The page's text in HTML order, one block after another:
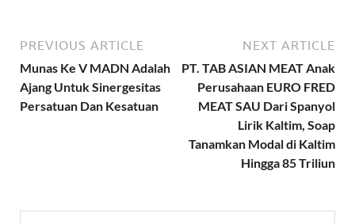
PREVIOUS ARTICLE
Munas Ke V MADN Adalah
Ajang Untuk Sinergesitas
Persatuan Dan Kesatuan
NEXT ARTICLE
PT. TAB ASIAN MEAT Anak
Perusahaan EURO FRED
MEAT SAU Dari Spanyol
Lirik Kaltim, Soap
Tanamkan Modal di Kaltim
Hingga 85 Triliun